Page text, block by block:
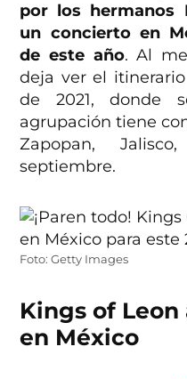
por los hermanos
un concierto en
de este año. Al
deja ver el
de 2021, donde
agrupación tiene
Zapopan,
septiembre.
Foto: Getty Images
Kings of
en México